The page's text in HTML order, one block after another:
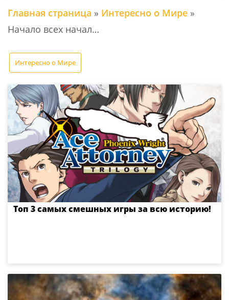
Главная страница » Интересно о Мире »
Начало всех начал…
Интересно о Мире
Топ 3 самых смешных игры за всю историю!